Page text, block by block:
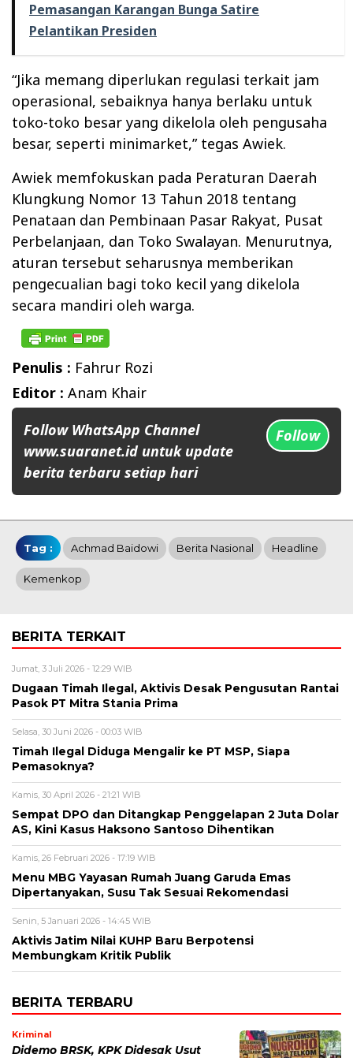
Pemasangan Karangan Bunga Satire
Pelantikan Presiden
“Jika memang diperlukan regulasi terkait jam
operasional, sebaiknya hanya berlaku untuk
toko-toko besar yang dikelola oleh pengusaha
besar, seperti minimarket,” tegas Awiek.
Awiek memfokuskan pada Peraturan Daerah
Klungkung Nomor 13 Tahun 2018 tentang
Penataan dan Pembinaan Pasar Rakyat, Pusat
Perbelanjaan, dan Toko Swalayan. Menurutnya,
aturan tersebut seharusnya memberikan
pengecualian bagi toko kecil yang dikelola
secara mandiri oleh warga.
Penulis : Fahrur Rozi
Editor : Anam Khair
Follow WhatsApp Channel
www.suaranet.id untuk update
berita terbaru setiap hari
Follow
Tag : Achmad Baidowi Berita Nasional Headline
Kemenkop
BERITA TERKAIT
Jumat, 3 Juli 2026 - 12:29 WIB
Dugaan Timah Ilegal, Aktivis Desak Pengusutan Rantai
Pasok PT Mitra Stania Prima
Selasa, 30 Juni 2026 - 00:03 WIB
Timah Ilegal Diduga Mengalir ke PT MSP, Siapa
Pemasoknya?
Kamis, 30 April 2026 - 21:21 WIB
Sempat DPO dan Ditangkap Penggelapan 2 Juta Dolar
AS, Kini Kasus Haksono Santoso Dihentikan
Kamis, 26 Februari 2026 - 17:19 WIB
Menu MBG Yayasan Rumah Juang Garuda Emas
Dipertanyakan, Susu Tak Sesuai Rekomendasi
Senin, 5 Januari 2026 - 14:45 WIB
Aktivis Jatim Nilai KUHP Baru Berpotensi
Membungkam Kritik Publik
BERITA TERBARU
Kriminal
Didemo BRSK, KPK Didesak Usut